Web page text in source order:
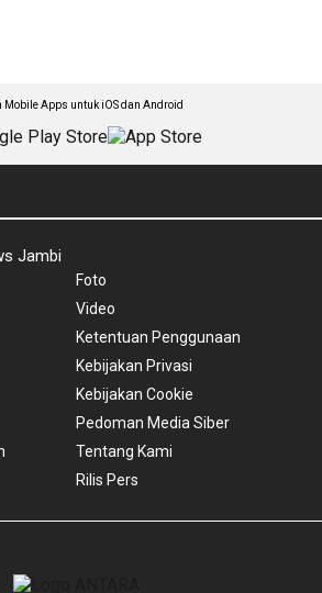
Mobile Apps untuk iOS dan Android
Jambi
Foto
Video
Ketentuan Penggunaan
Kebijakan Privasi
Kebijakan Cookie
Pedoman Media Siber
Tentang Kami
Rilis Pers